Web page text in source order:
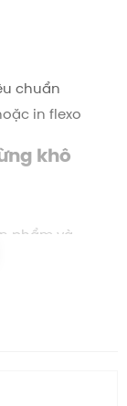
chuẩn
in flexo
khô
phẩm và
hiệu và
khỏi hư